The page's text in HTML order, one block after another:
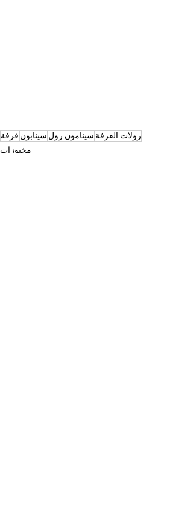
قرفة سينابون سينامون رول رولات القرفة
مخبوزات